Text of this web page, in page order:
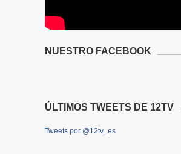
NUESTRO FACEBOOK
ÚLTIMOS TWEETS DE 12TV
Tweets por @12tv_es